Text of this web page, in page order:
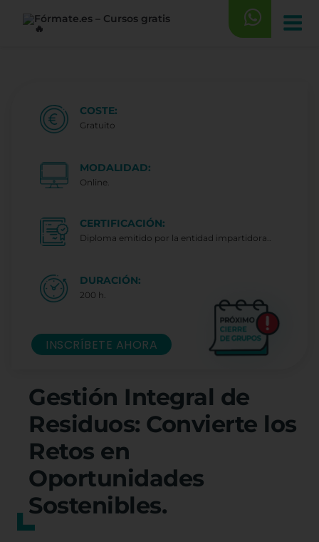
Gestión Integral de
Residuos: Convierte los
Retos en
Oportunidades
Sostenibles.
COSTE:
Gratuito
MODALIDAD:
Online.
CERTIFICACIÓN:
Diploma emitido por la entidad impartidora..
DURACIÓN:
200 h.
INSCRÍBETE AHORA